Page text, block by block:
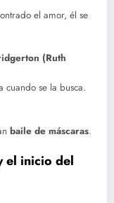
el amor, él se
(Ruth
se la busca.
baile de máscaras.
el inicio del